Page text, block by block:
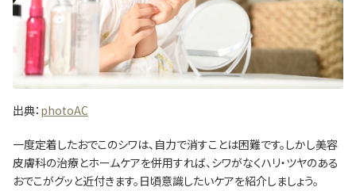
出典： photoAC
一度定着したおでこのシワは、自力で消すことは困難です。しかし美容
皮膚科の治療とホームケアを併用すれば、シワがなくハリ・ツヤのある
おでこがグッと近付きます。日頃意識したいケアを紹介しましょう。